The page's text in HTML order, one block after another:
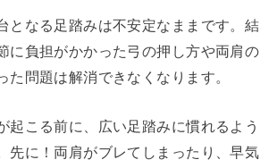
となる足踏みは不安定なままです。結
に負担がかかった弓の押し方や両肩の
た問題は解消できなくなります。
起こる前に、広い足踏みに慣れるよう
先に！両肩がブレてしまったり、早気